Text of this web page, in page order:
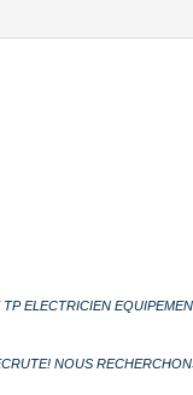
ELECTRICIEN
NOUS